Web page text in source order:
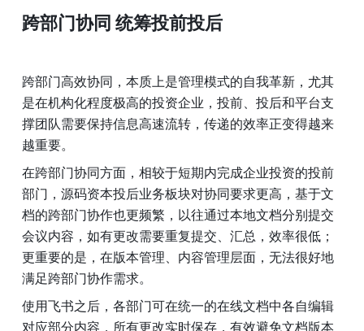
跨部门协同 统筹投前投后
跨部门高效协同，本质上是管理模式的自我革新，尤其
是在机构化程度极高的投资企业，投前、投后和平台支
撑团队需要保持信息高速流转，传递的效率正变得越来
越重要。
在跨部门协同方面，相较于短期内完成企业投资的投前
部门，源码资本投后业务板块对协同要求更高，基于文
档的跨部门协作也更频繁，以往通过本地文档分别提交
会议内容，如有更改需要重复提交、汇总，效率很低；
更重要的是，在版本管理、内容管理层面，无法很好地
满足跨部门协作需求。
使用飞书之后，各部门可在统一的在线文档中各自编辑
对应部分内容，所有更改实时保存，有效避免文档版本